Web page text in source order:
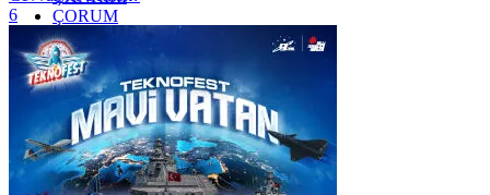
ÇORUM
İSTANBUL
İZMİR
ŞANLIURFA
ŞIRNAK
6